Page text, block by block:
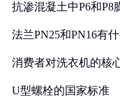
抗渗混凝土中P6和P8
法兰PN25和PN16有
消费者对洗衣机的核
U型螺栓的国家标准